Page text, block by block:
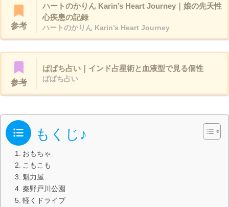
参考
ハートのかりん Karin’s Heart Journey｜娘の先天性
心疾患の記録
ハートのかりん Karin’s Heart Journey
参考
ぱぱち占い｜インド占星術と血液型で見る個性
ぱぱち占い
もくじ♪
おもちゃ
こもこも
魁力屋
秦野戸川公園
軽くドライブ